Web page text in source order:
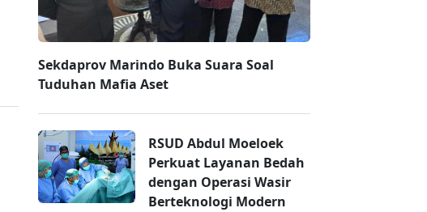
Sekdaprov Marindo Buka Suara Soal
Tuduhan Mafia Aset
RSUD Abdul Moeloek
Perkuat Layanan Bedah
dengan Operasi Wasir
Berteknologi Modern